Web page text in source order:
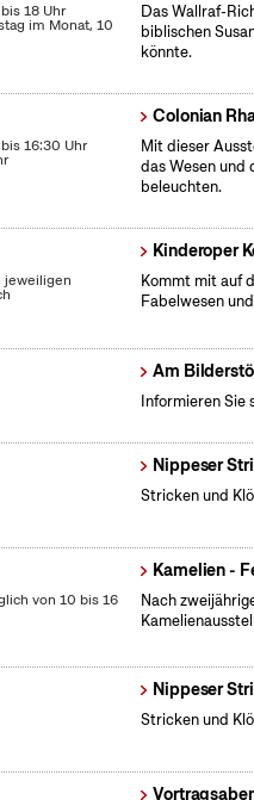
18 Uhr
im Monat, 10
Das Wallraf-
biblischen
könnte.
16:30 Uhr
Colonian
Mit dieser
das Wesen und
beleuchten.
jeweiligen
Kinderoper
Kommt mit auf
Fabelwesen
Am
Informieren Sie
Nippeser
Stricken und
von 10 bis 16
Kamelien -
Nach
Nippeser
Stricken und